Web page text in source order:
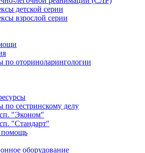
детской серии
взрослой серии
по оториноларингологии
по сестринскому делу
"Эконом"
"Стандарт"
помощь
оборудование